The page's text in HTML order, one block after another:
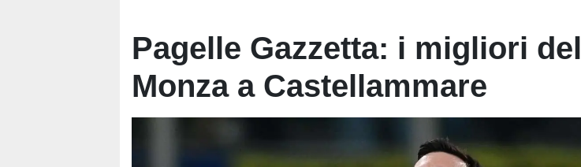
Pagelle Gazzetta: i migliori del
Monza a Castellammare